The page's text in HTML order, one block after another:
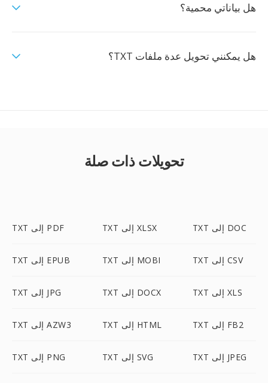
هل بياناتي محمية؟
هل يمكنني تحويل عدة ملفات TXT؟
تحويلات ذات صلة
TXT إلى PDF TXT إلى XLSX TXT إلى DOC
TXT إلى EPUB TXT إلى MOBI TXT إلى CSV
TXT إلى JPG TXT إلى DOCX TXT إلى XLS
TXT إلى AZW3 TXT إلى HTML TXT إلى FB2
TXT إلى PNG TXT إلى SVG TXT إلى JPEG